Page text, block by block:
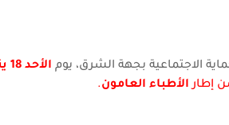
الاجتماعية بجهة الشرق، يوم الأحد 18 يناير 2026
إطارالأطباء العامون.